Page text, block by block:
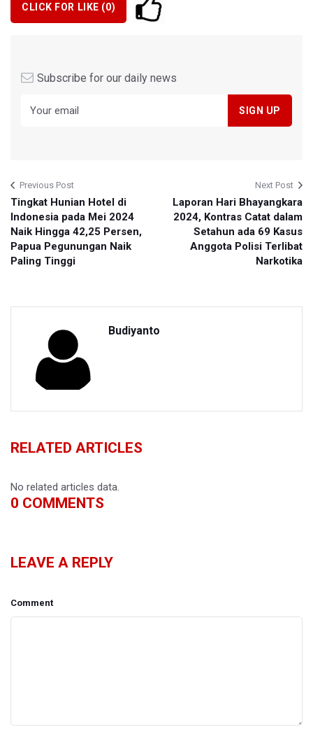
CLICK FOR LIKE (0)
Subscribe for our daily news
Previous Post
Tingkat Hunian Hotel di
Indonesia pada Mei 2024
Naik Hingga 42,25 Persen,
Papua Pegunungan Naik
Paling Tinggi
Next Post
Laporan Hari Bhayangkara
2024, Kontras Catat dalam
Setahun ada 69 Kasus
Anggota Polisi Terlibat
Narkotika
Budiyanto
RELATED ARTICLES
No related articles data.
0 COMMENTS
LEAVE A REPLY
Comment